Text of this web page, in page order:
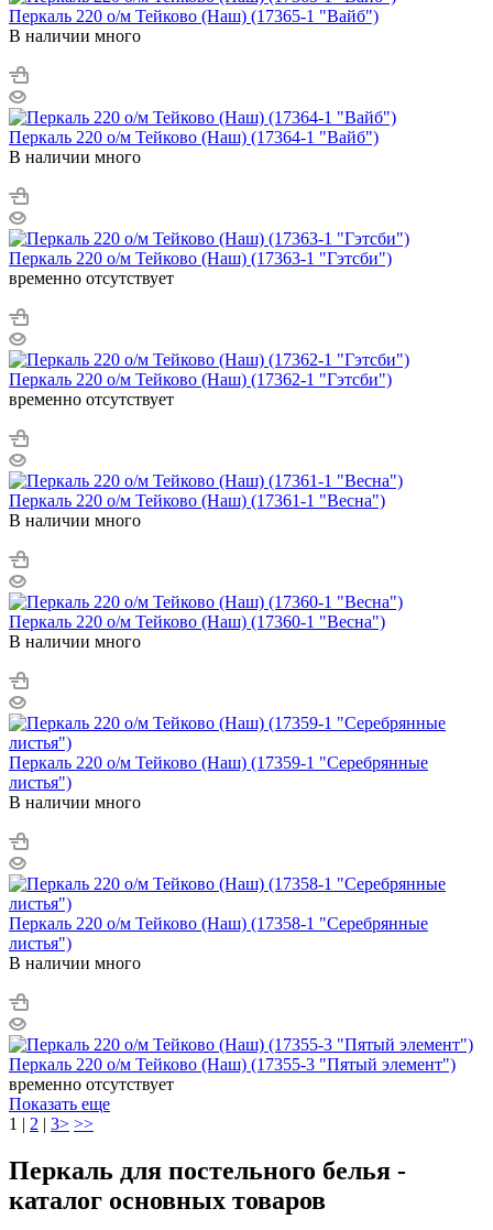
Перкаль 220 о/м Тейково (Наш) (17365-1 "Вайб")
В наличии много
Перкаль 220 о/м Тейково (Наш) (17364-1 "Вайб")
В наличии много
Перкаль 220 о/м Тейково (Наш) (17363-1 "Гэтсби")
временно отсутствует
Перкаль 220 о/м Тейково (Наш) (17362-1 "Гэтсби")
временно отсутствует
Перкаль 220 о/м Тейково (Наш) (17361-1 "Весна")
В наличии много
Перкаль 220 о/м Тейково (Наш) (17360-1 "Весна")
В наличии много
Перкаль 220 о/м Тейково (Наш) (17359-1 "Серебрянные
листья")
В наличии много
Перкаль 220 о/м Тейково (Наш) (17358-1 "Серебрянные
листья")
В наличии много
Перкаль 220 о/м Тейково (Наш) (17355-3 "Пятый элемент")
временно отсутствует
Показать еще
1 | 2 | 3> >>
Перкаль для постельного белья -
каталог основных товаров